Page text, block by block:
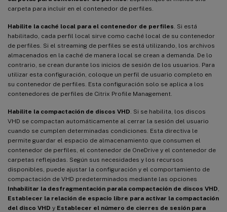
carpeta para incluir en el contenedor de perfiles.
Habilite la caché local para el contenedor de perfiles . Si está
habilitado, cada perfil local sirve como caché local de su contenedor
de perfiles. Si el streaming de perfiles se está utilizando, los archivos
almacenados en la caché de manera local se crean a demanda. De lo
contrario, se crean durante los inicios de sesión de los usuarios. Para
utilizar esta configuración, coloque un perfil de usuario completo en
su contenedor de perfiles. Esta configuración solo se aplica a los
contenedores de perfiles de Citrix Profile Management.
Habilite la compactación de discos VHD . Si se habilita, los discos
VHD se compactan automáticamente al cerrar la sesión del usuario
cuando se cumplen determinadas condiciones. Esta directiva le
permite guardar el espacio de almacenamiento que consumen el
contenedor de perfiles, el contenedor de OneDrive y el contenedor de
carpetas reflejadas. Según sus necesidades y los recursos
disponibles, puede ajustar la configuración y el comportamiento de
compactación de VHD predeterminados mediante las opciones
Inhabilitar la desfragmentación parala compactación de discos VHD
Establecer la relación de espacio libre para activar la compactación
del disco VHD y Establecer el número de cierres de sesión para